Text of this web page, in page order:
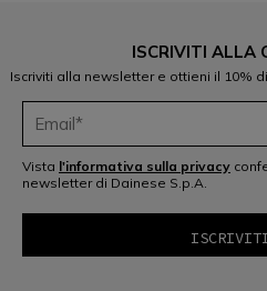
ISCRIVITI ALLA
Iscriviti alla newsletter e ottieni il 10%
Vista l'informativa sulla privacy
newsletter di Dainese S.p.A.